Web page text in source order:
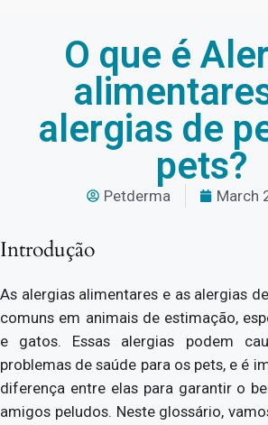
O que é
alergias de
pets?
Petderma March
Introdução
As alergias alimentares e as alergias
comuns em animais de estimação,
e gatos. Essas alergias podem
problemas de saúde para os pets, e é
diferença entre elas para garantir o
amigos peludos. Neste glossário,